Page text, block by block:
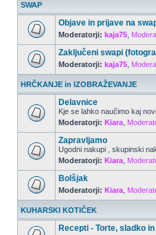
SWAP
Objave in prijave na
Moderatorji: kaja75
Zaključeni swapi
Moderatorji: kaja75
HRČKANJE in IZOBRAŽEVANJE
Delavnice
Kje se lahko naučimo kaj
Moderatorji: Kiara
Zapravljamo
Ugodni nakupi , skupinski
Moderatorji: Kiara
Bolšjak
Moderatorji: Kiara
KUHARSKI KOTIČEK
Recepti - Torte, sladko